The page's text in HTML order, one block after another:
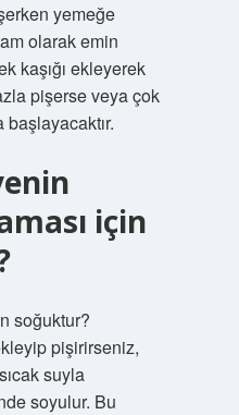
yemeğe
olarak emin
kaşığı ekleyerek
pişerse veya çok
için
soğuktur?
pişirirseniz,
suyla
soyulur. Bu